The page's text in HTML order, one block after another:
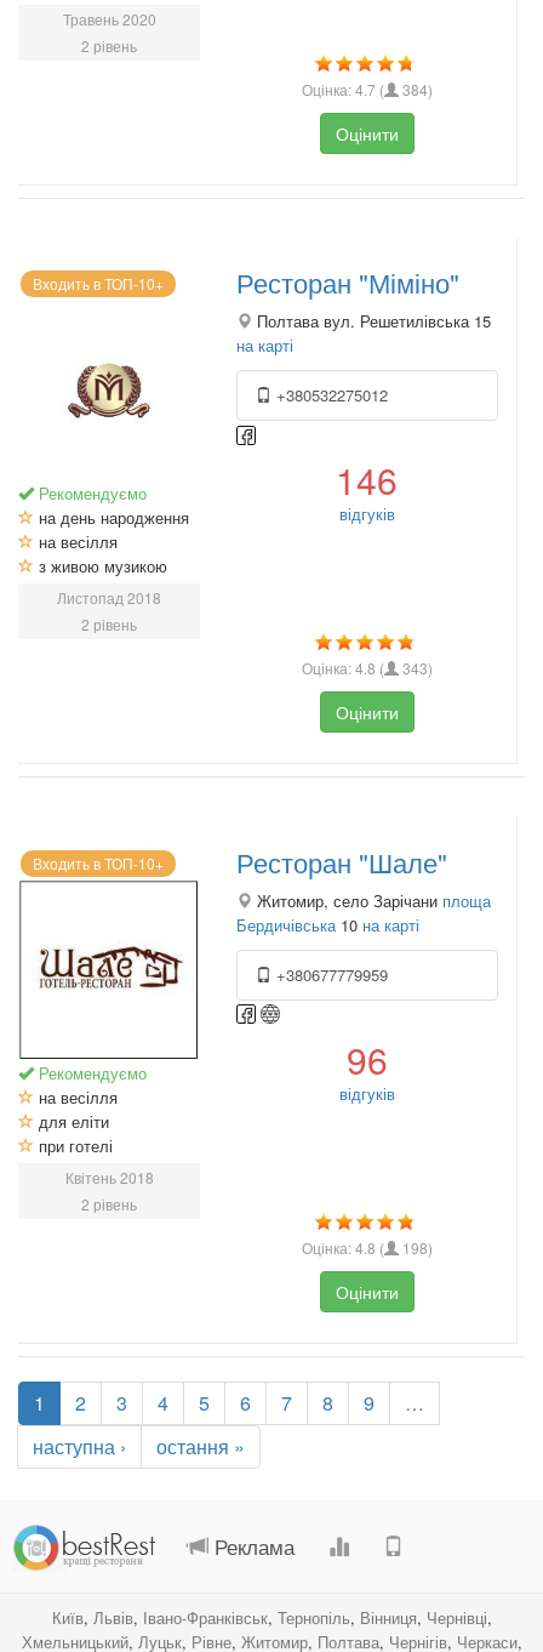
Травень 2020
2 рівень
Оцінка:4.7 ( 384)
Оцінити
Входить в ТОП-10+
Рекомендуємо
на день народження
на весілля
з живою музикою
Листопад 2018
2 рівень
Ресторан "Міміно"
Полтава вул. Решетилівська 15
на карті
+380532275012
146
відгуків
Оцінка:4.8 ( 343)
Оцінити
Входить в ТОП-10+
Рекомендуємо
на весілля
для еліти
при готелі
Квітень 2018
2 рівень
Ресторан "Шале"
Житомир, село Зарічани площа
Бердичівська 10 на карті
+380677779959
96
відгуків
Оцінка:4.8 ( 198)
Оцінити
1 2 3 4 5 6 7 8 9
…
наступна ›
остання »
Реклама
Київ, Львів, Івано-Франківськ, Тернопіль, Вінниця, Чернівці,
Хмельницький, Луцьк, Рівне, Житомир, Полтава, Чернігів, Черкаси,